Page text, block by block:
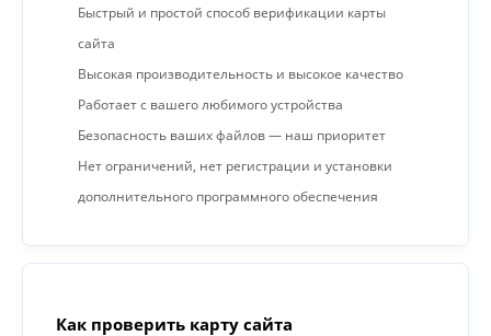
Быстрый и простой способ верификации карты
сайта
Высокая производительность и высокое качество
Работает с вашего любимого устройства
Безопасность ваших файлов — наш приоритет
Нет ограничений, нет регистрации и установки
дополнительного программного обеспечения
Как проверить карту сайта